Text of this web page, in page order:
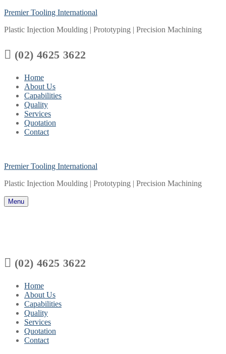
Skip
content
Menu
Close
Premier Tooling International
Plastic Injection Moulding | Prototyping | Precision Machining
 (02) 4625 3622
Home
About Us
Capabilities
Quality
Services
Quotation
Contact
Premier Tooling International
Plastic Injection Moulding | Prototyping | Precision Machining
Menu
 (02) 4625 3622
Home
About Us
Capabilities
Quality
Services
Quotation
Contact